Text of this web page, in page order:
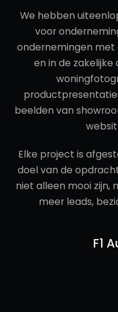
We hebben
voor
ondernemingen met
en in de
beelden van
Elke project is
doel van de
niet alleen mooi zijn,
meer leads,
F1